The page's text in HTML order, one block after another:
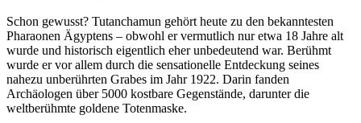
Schon gewusst? Tutanchamun gehört heute zu den bekanntesten
Pharaonen Ägyptens – obwohl er vermutlich nur etwa 18 Jahre alt
wurde und historisch eigentlich eher unbedeutend war. Berühmt
wurde er vor allem durch die sensationelle Entdeckung seines
nahezu unberührten Grabes im Jahr 1922. Darin fanden
Archäologen über 5000 kostbare Gegenstände, darunter die
weltberühmte goldene Totenmaske.